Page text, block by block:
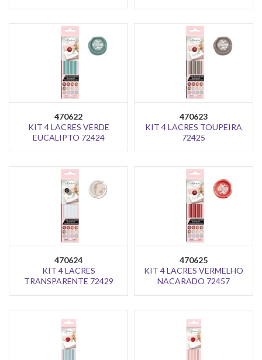
470622
KIT 4 LACRES VERDE
EUCALIPTO 72424
470623
KIT 4 LACRES TOUPEIRA
72425
470624
KIT 4 LACRES
TRANSPARENTE 72429
470625
KIT 4 LACRES VERMELHO
NACARADO 72457